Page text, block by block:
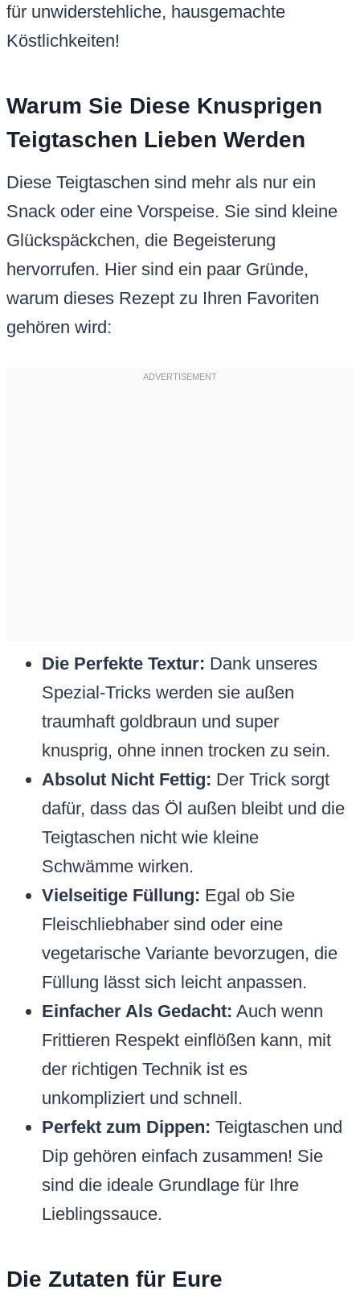
für unwiderstehliche, hausgemachte
Köstlichkeiten!
Warum Sie Diese Knusprigen
Teigtaschen Lieben Werden
Diese Teigtaschen sind mehr als nur ein
Snack oder eine Vorspeise. Sie sind kleine
Glückspäckchen, die Begeisterung
hervorrufen. Hier sind ein paar Gründe,
warum dieses Rezept zu Ihren Favoriten
gehören wird:
Die Perfekte Textur: Dank unseres
Spezial-Tricks werden sie außen
traumhaft goldbraun und super
knusprig, ohne innen trocken zu sein.
Absolut Nicht Fettig: Der Trick sorgt
dafür, dass das Öl außen bleibt und die
Teigtaschen nicht wie kleine
Schwämme wirken.
Vielseitige Füllung: Egal ob Sie
Fleischliebhaber sind oder eine
vegetarische Variante bevorzugen, die
Füllung lässt sich leicht anpassen.
Einfacher Als Gedacht: Auch wenn
Frittieren Respekt einflößen kann, mit
der richtigen Technik ist es
unkompliziert und schnell.
Perfekt zum Dippen: Teigtaschen und
Dip gehören einfach zusammen! Sie
sind die ideale Grundlage für Ihre
Lieblingssauce.
Die Zutaten für Eure